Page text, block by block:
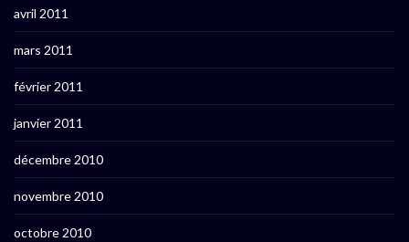
avril 2011
mars 2011
février 2011
janvier 2011
décembre 2010
novembre 2010
octobre 2010